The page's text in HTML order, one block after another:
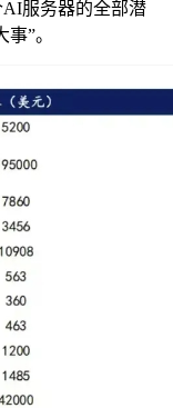
AI服务器的全部潜
”。